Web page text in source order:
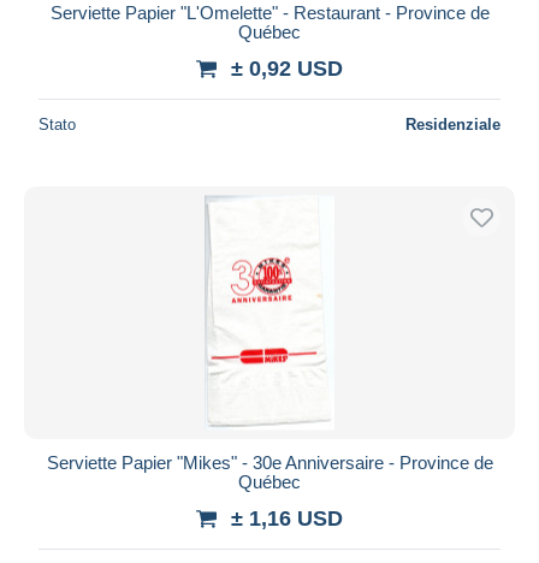
Serviette Papier "L'Omelette" - Restaurant - Province de
Québec
± 0,92 USD
Stato Residenziale
Serviette Papier "Mikes" - 30e Anniversaire - Province de
Québec
± 1,16 USD